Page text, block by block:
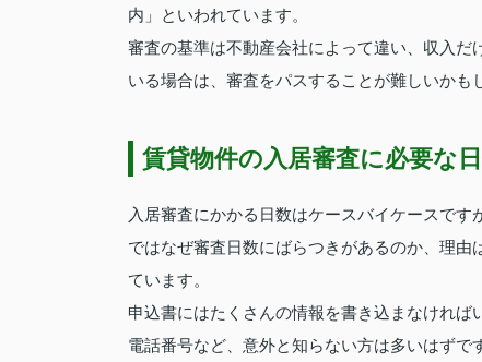
内」といわれています。
審査の基準は不動産会社によって違い、収入
いる場合は、審査をパスすることが難しいかも
賃貸物件の入居審査に必要な
入居審査にかかる日数はケースバイケースです
ではなぜ審査日数にばらつきがあるのか、理
ています。
申込書にはたくさんの情報を書き込まなけれ
電話番号など、意外と知らない方は多いはずで